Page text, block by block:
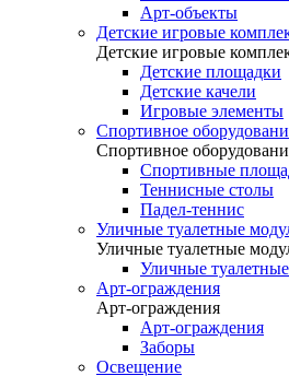
Арт-объекты
Детские игровые
Детские игровые
Детские площадки
Детские качели
Игровые элементы
Спортивное
Спортивное
Спортивные
Теннисные столы
Падел-теннис
Уличные туалетные
Уличные туалетные
Уличные
Арт-ограждения
Арт-ограждения
Арт-ограждения
Заборы
Освещение